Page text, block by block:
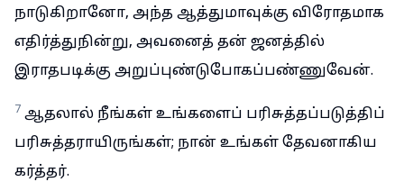
நாடுகிறானோ, அந்த ஆத்துமாவுக்கு விரோதமாக
எதிர்த்துநின்று, அவனைத் தன் ஜனத்தில்
இராதபடிக்கு அறுப்புண்டுபோகப்பண்ணுவேன்.
7 ஆதலால் நீங்கள் உங்களைப் பரிசுத்தப்படுத்திப்
பரிசுத்தராயிருங்கள்; நான் உங்கள் தேவனாகிய
கர்த்தர்.